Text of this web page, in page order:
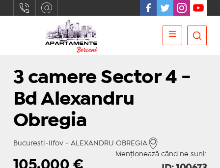
3 camere Sector 4 -
Bd Alexandru
Obregia
Bucuresti-Ilfov - ALEXANDRU OBREGIA
Menționează când ne suni:
105.000 €